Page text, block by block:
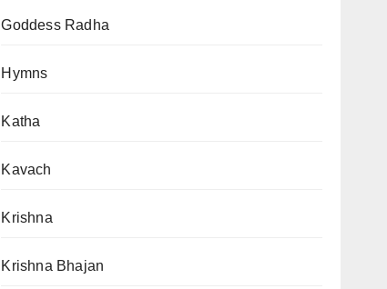
Goddess Radha
Hymns
Katha
Kavach
Krishna
Krishna Bhajan